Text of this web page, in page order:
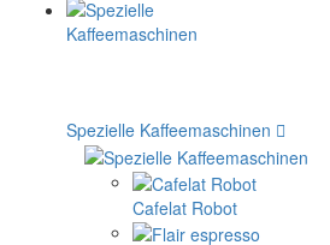
Spezielle Kaffeemaschinen
Cafelat Robot